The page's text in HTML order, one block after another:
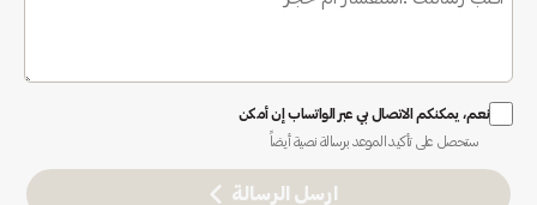
نعم، يمكنكم الاتصال بي عبر الواتساب إن أمكن
ستحصل على تأكيد الموعد برسالة نصية أيضاً
ارسل الرسالة